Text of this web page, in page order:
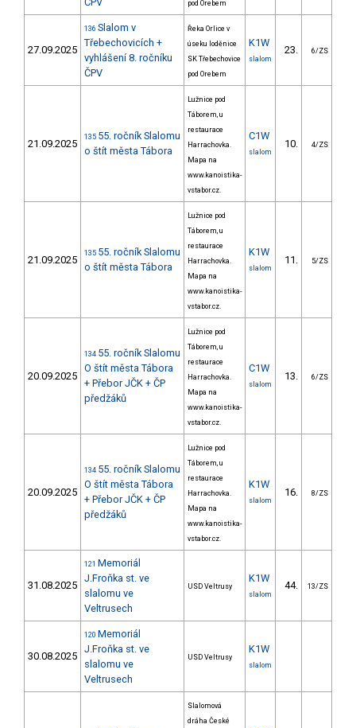
pod Orebem
27.09.2025
136 Slalom v
Třebechovicích +
vyhlášení 8. ročníku
ČPV
Řeka Orlice v
úseku loděnice
SK Třebechovice
pod Orebem
K1W
slalom
23. 6/ZS
21.09.2025
135 55. ročník Slalomu
o štít města Tábora
Lužnice pod
Táborem, u
restaurace
Harrachovka.
Mapa na
www.kanoistika-
vstabor.cz.
C1W
slalom
10. 4/ZS
21.09.2025
135 55. ročník Slalomu
o štít města Tábora
Lužnice pod
Táborem, u
restaurace
Harrachovka.
Mapa na
www.kanoistika-
vstabor.cz.
K1W
slalom
11. 5/ZS
20.09.2025
134 55. ročník Slalomu
O štít města Tábora
+ Přebor JČK + ČP
předžáků
Lužnice pod
Táborem, u
restaurace
Harrachovka.
Mapa na
www.kanoistika-
vstabor.cz.
C1W
slalom
13. 6/ZS
20.09.2025
134 55. ročník Slalomu
O štít města Tábora
+ Přebor JČK + ČP
předžáků
Lužnice pod
Táborem, u
restaurace
Harrachovka.
Mapa na
www.kanoistika-
vstabor.cz.
K1W
slalom
16. 8/ZS
31.08.2025
121 Memoriál
J.Froňka st. ve
slalomu ve
Veltrusech
USD Veltrusy
K1W
slalom
44. 13/ZS
30.08.2025
120 Memoriál
J.Froňka st. ve
slalomu ve
Veltrusech
USD Veltrusy
K1W
slalom
Slalomová
dráha České